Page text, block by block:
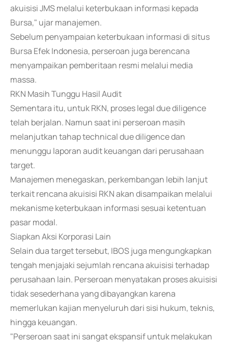
akuisisi JMS melalui keterbukaan informasi kepada
Bursa," ujar manajemen.
Sebelum penyampaian keterbukaan informasi di situs
Bursa Efek Indonesia, perseroan juga berencana
menyampaikan pemberitaan resmi melalui media
massa.
RKN Masih Tunggu Hasil Audit
Sementara itu, untuk RKN, proses legal due diligence
telah berjalan. Namun saat ini perseroan masih
melanjutkan tahap technical due diligence dan
menunggu laporan audit keuangan dari perusahaan
target.
Manajemen menegaskan, perkembangan lebih lanjut
terkait rencana akuisisi RKN akan disampaikan melalui
mekanisme keterbukaan informasi sesuai ketentuan
pasar modal.
Siapkan Aksi Korporasi Lain
Selain dua target tersebut, IBOS juga mengungkapkan
tengah menjajaki sejumlah rencana akuisisi terhadap
perusahaan lain. Perseroan menyatakan proses akuisisi
tidak sesederhana yang dibayangkan karena
memerlukan kajian menyeluruh dari sisi hukum, teknis,
hingga keuangan.
"Perseroan saat ini sangat ekspansif untuk melakukan